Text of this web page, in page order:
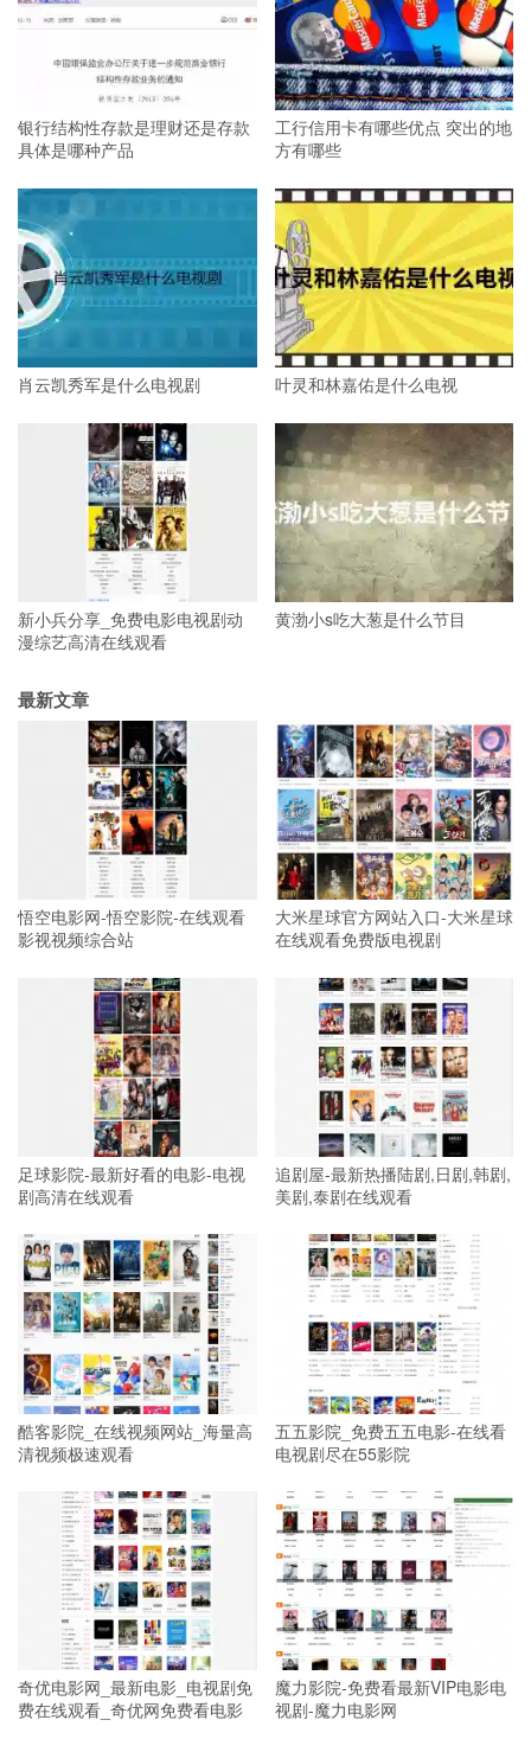
银行结构性存款是理财还是存款
具体是哪种产品
工行信用卡有哪些优点 突出的地
方有哪些
肖云凯秀军是什么电视剧 叶灵和林嘉佑是什么电视
新小兵分享_免费电影电视剧动
漫综艺高清在线观看
黄渤小s吃大葱是什么节目
最新文章
悟空电影网-悟空影院-在线观看
影视视频综合站
大米星球官方网站入口-大米星球
在线观看免费版电视剧
足球影院-最新好看的电影-电视
剧高清在线观看
追剧屋-最新热播陆剧,日剧,韩剧,
美剧,泰剧在线观看
酷客影院_在线视频网站_海量高
清视频极速观看
五五影院_免费五五电影-在线看
电视剧尽在55影院
奇优电影网_最新电影_电视剧免
费在线观看_奇优网免费看电影
魔力影院-免费看最新VIP电影电
视剧-魔力电影网